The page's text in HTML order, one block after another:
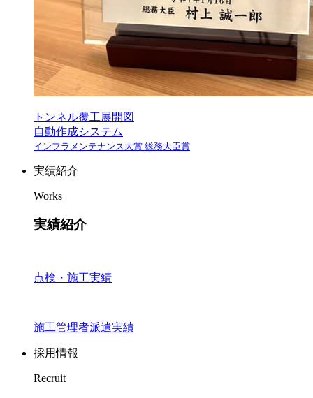
トンネル覆工展開図
自動作成システム
インフラメンテナンス大賞 総務大臣賞
実績紹介
Works
実績紹介
点検・施工実績
施工管理者派遣実績
採用情報
Recruit